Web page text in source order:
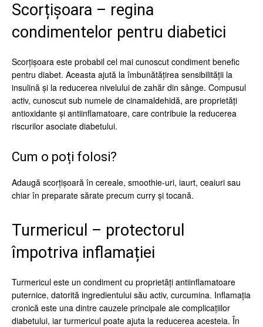
Scorțișoara – regina
condimentelor pentru diabetici
Scorțișoara este probabil cel mai cunoscut condiment benefic
pentru diabet. Aceasta ajută la îmbunătățirea sensibilității la
insulină și la reducerea nivelului de zahăr din sânge. Compusul
activ, cunoscut sub numele de cinamaldehidă, are proprietăți
antioxidante și antiinflamatoare, care contribuie la reducerea
riscurilor asociate diabetului.
Cum o poți folosi?
Adaugă scorțișoară în cereale, smoothie-uri, iaurt, ceaiuri sau
chiar în preparate sărate precum curry și tocană.
Turmericul – protectorul
împotriva inflamației
Turmericul este un condiment cu proprietăți antiinflamatoare
puternice, datorită ingredientului său activ, curcumina. Inflamația
cronică este una dintre cauzele principale ale complicațiilor
diabetului, iar turmericul poate ajuta la reducerea acesteia. În